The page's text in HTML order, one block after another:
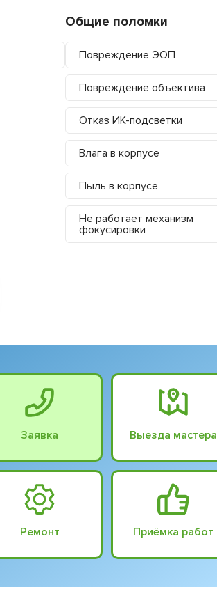
Общие поломки
Повреждение ЭОП
Повреждение объектива
Отказ ИК-подсветки
Влага в корпусе
Пыль в корпусе
Не работает механизм
фокусировки
Заявка Выезда мастера
Ремонт Приёмка работ